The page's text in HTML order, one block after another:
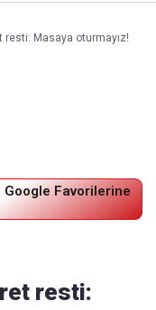
resti: Masaya oturmayız!
Google Favorilerine
resti: